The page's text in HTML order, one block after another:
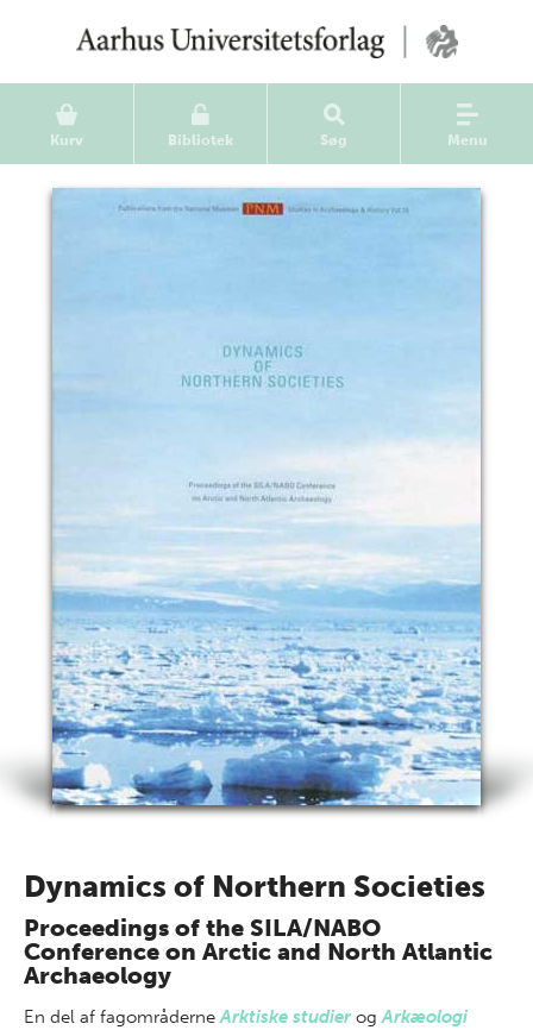
Kurv Bibliotek Søg Menu
Dynamics of Northern Societies
Proceedings of the SILA/NABO
Conference on Arctic and North Atlantic
Archaeology
En del af fagområderneArktiske studierogArkæologi